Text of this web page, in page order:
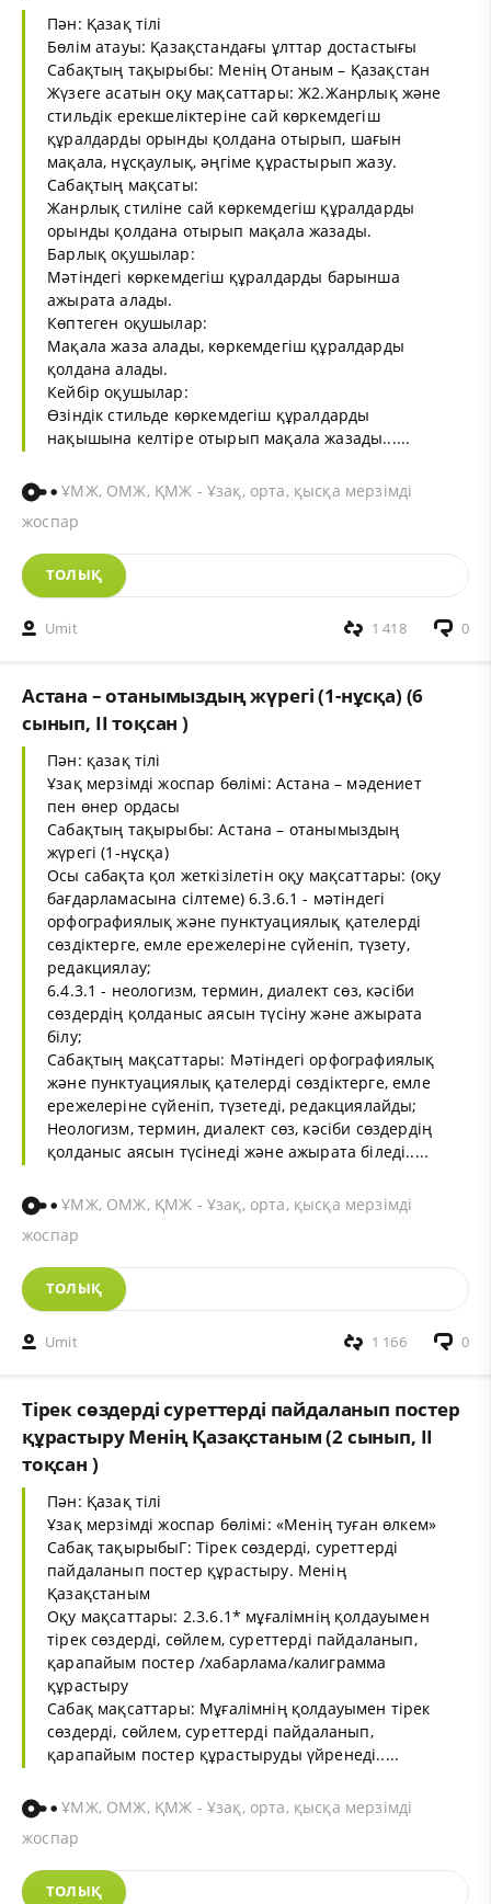
Пән: Қазақ тілі
Бөлім атауы: Қазақстандағы ұлттар достастығы
Сабақтың тақырыбы: Менің Отаным – Қазақстан
Жүзеге асатын оқу мақсаттары: Ж2.Жанрлық және
стильдік ерекшеліктеріне сай көркемдегіш
құралдарды орынды қолдана отырып, шағын
мақала, нұсқаулық, әңгіме құрастырып жазу.
Сабақтың мақсаты:
Жанрлық стиліне сай көркемдегіш құралдарды
орынды қолдана отырып мақала жазады.
Барлық оқушылар:
Мәтіндегі көркемдегіш құралдарды барынша
ажырата алады.
Көптеген оқушылар:
Мақала жаза алады, көркемдегіш құралдарды
қолдана алады.
Кейбір оқушылар:
Өзіндік стильде көркемдегіш құралдарды
нақышына келтіре отырып мақала жазады......
ҰМЖ, ОМЖ, ҚМЖ - Ұзақ, орта, қысқа мерзімді
жоспар
ТОЛЫҚ
Umit 0
1 418
Астана – отанымыздың жүрегі (1-нұсқа) (6
сынып, II тоқсан )
Пән: қазақ тілі
Ұзақ мерзімді жоспар бөлімі: Астана – мәдениет
пен өнер ордасы
Сабақтың тақырыбы: Астана – отанымыздың
жүрегі (1-нұсқа)
Осы сабақта қол жеткізілетін оқу мақсаттары: (оқу
бағдарламасына сілтеме) 6.3.6.1 - мәтіндегі
орфографиялық және пунктуациялық қателерді
сөздіктерге, емле ережелеріне сүйеніп, түзету,
редакциялау;
6.4.3.1 - неологизм, термин, диалект сөз, кәсіби
сөздердің қолданыс аясын түсіну және ажырата
білу;
Сабақтың мақсаттары: Мәтіндегі орфографиялық
және пунктуациялық қателерді сөздіктерге, емле
ережелеріне сүйеніп, түзетеді, редакциялайды;
Неологизм, термин, диалект сөз, кәсіби сөздердің
қолданыс аясын түсінеді және ажырата біледі.....
ҰМЖ, ОМЖ, ҚМЖ - Ұзақ, орта, қысқа мерзімді
жоспар
ТОЛЫҚ
Umit 0
1 166
Тірек сөздерді суреттерді пайдаланып постер
құрастыру Менің Қазақстаным (2 сынып, II
тоқсан )
Пән: Қазақ тілі
Ұзақ мерзімді жоспар бөлімі: «Менің туған өлкем»
Сабақ тақырыбыГ: Тірек сөздерді, суреттерді
пайдаланып постер құрастыру. Менің
Қазақстаным
Оқу мақсаттары: 2.3.6.1* мұғалімнің қолдауымен
тірек сөздерді, сөйлем, суреттерді пайдаланып,
қарапайым постер /хабарлама/калиграмма
құрастыру
Сабақ мақсаттары: Мұғалімнің қолдауымен тірек
сөздерді, сөйлем, суреттерді пайдаланып,
қарапайым постер құрастыруды үйренеді.....
ҰМЖ, ОМЖ, ҚМЖ - Ұзақ, орта, қысқа мерзімді
жоспар
ТОЛЫҚ